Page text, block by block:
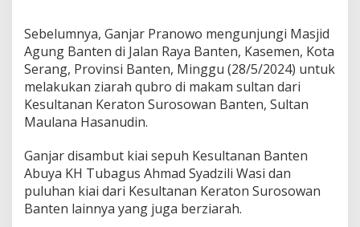
Sebelumnya, Ganjar Pranowo mengunjungi Masjid
Agung Banten di Jalan Raya Banten, Kasemen, Kota
Serang, Provinsi Banten, Minggu (28/5/2024) untuk
melakukan ziarah qubro di makam sultan dari
Kesultanan Keraton Surosowan Banten, Sultan
Maulana Hasanudin.
Ganjar disambut kiai sepuh Kesultanan Banten
Abuya KH Tubagus Ahmad Syadzili Wasi dan
puluhan kiai dari Kesultanan Keraton Surosowan
Banten lainnya yang juga berziarah.